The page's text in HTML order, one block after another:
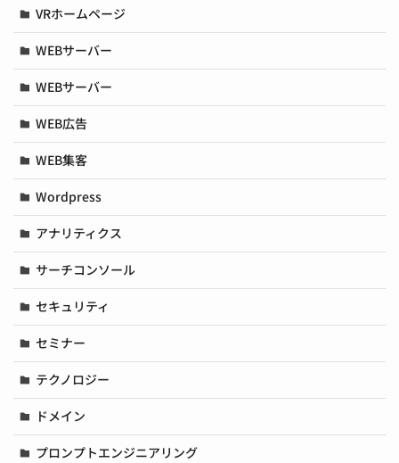
VRホームページ
WEBサーバー
WEBサーバー
WEB広告
WEB集客
Wordpress
アナリティクス
サーチコンソール
セキュリティ
セミナー
テクノロジー
ドメイン
プロンプトエンジニアリング